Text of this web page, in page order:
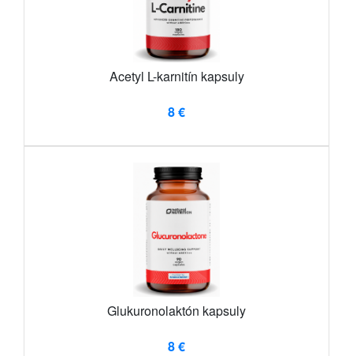
Acetyl L-karnitín kapsuly
8 €
Glukuronolaktón kapsuly
8 €